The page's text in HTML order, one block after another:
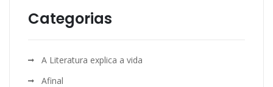
Categorias
A Literatura explica a vida
Afinal